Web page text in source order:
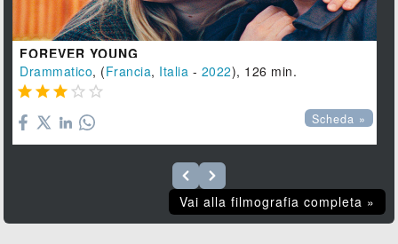
FOREVER YOUNG
Drammatico, (Francia, Italia - 2022), 126 min.
    
Scheda »
Vai alla filmografia completa »